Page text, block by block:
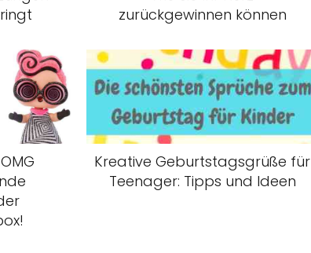
zurückgewinnen können
Kreative Geburtstagsgrüße für
Teenager: Tipps und Ideen